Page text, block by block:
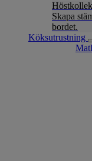
Skapa
bordet.
Köksutrustning